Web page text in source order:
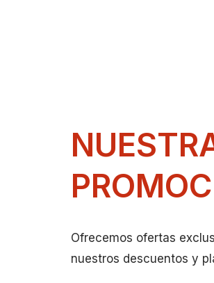
Ofrecemos ofertas
nuestros descuentos y